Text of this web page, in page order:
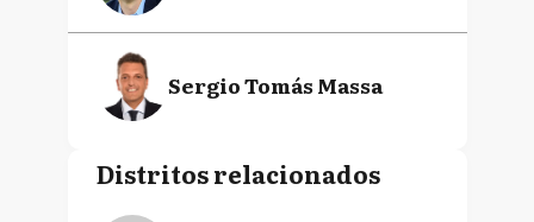
Sergio Tomás Massa
Distritos relacionados